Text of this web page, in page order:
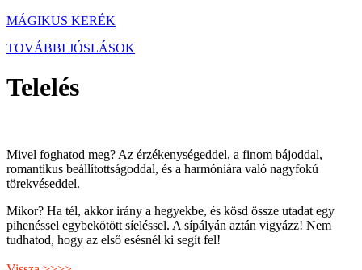
MÁGIKUS KERÉK
TOVÁBBI JÓSLÁSOK
Telelés
Mivel foghatod meg? Az érzékenységeddel, a finom bájoddal,
romantikus beállítottságoddal, és a harmóniára való nagyfokú
törekvéseddel.
Mikor? Ha tél, akkor irány a hegyekbe, és kösd össze utadat egy
pihenéssel egybekötött síeléssel. A sípályán aztán vigyázz! Nem
tudhatod, hogy az első esésnél ki segít fel!